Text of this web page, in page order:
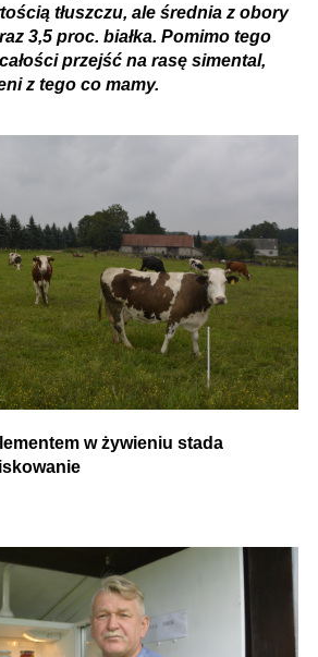
tłuszczu, ale średnia z obory
3,5 proc. białka. Pomimo tego
przejść na rasę simental,
z tego co mamy.
w żywieniu stada